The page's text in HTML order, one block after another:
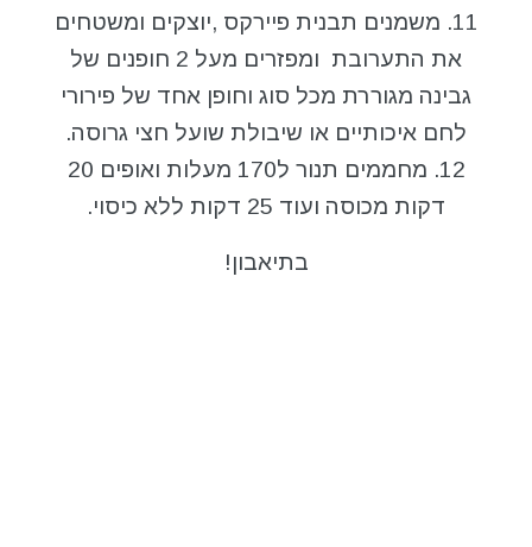
11. משמנים תבנית פיירקס ,יוצקים ומשטחים
את התערובת ומפזרים מעל 2 חופנים של
גבינה מגוררת מכל סוג וחופן אחד של פירורי
לחם איכותיים או שיבולת שועל חצי גרוסה.
12. מחממים תנור ל170 מעלות ואופים 20
דקות מכוסה ועוד 25 דקות ללא כיסוי.
בתיאבון!